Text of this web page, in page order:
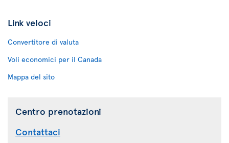
Link veloci
Convertitore di valuta
Voli economici per il Canada
Mappa del sito
Centro prenotazioni
Contattaci